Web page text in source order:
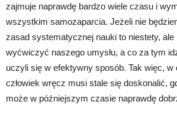
zajmuje naprawdę bardzo wiele czasu i
wszystkim samozaparcia. Jeżeli nie
zasad systematycznej nauki to niestety, ale
wyćwiczyć naszego umysłu, a co za tym
uczyli się w efektywny sposób. Tak więc,
człowiek wręcz musi stale się doskonalić,
może w późniejszym czasie naprawdę